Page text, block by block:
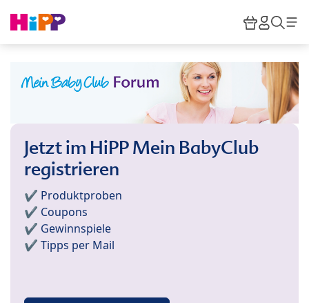
HiPP
Jetzt im HiPP Mein BabyClub
registrieren
✔️ Produktproben
✔️ Coupons
✔️ Gewinnspiele
✔️ Tipps per Mail